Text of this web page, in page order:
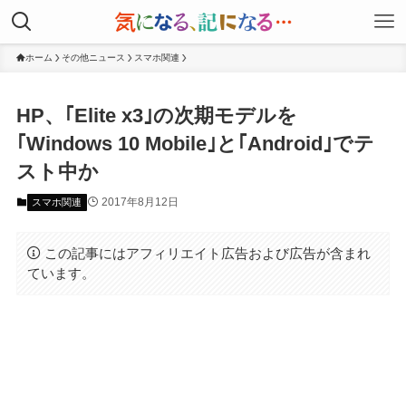
ホーム その他ニュース スマホ関連
HP、｢Elite x3｣の次期モデルを
｢Windows 10 Mobile｣と｢Android｣でテ
スト中か
スマホ関連 2017年8月12日
この記事にはアフィリエイト広告および広告が含まれ
ています。